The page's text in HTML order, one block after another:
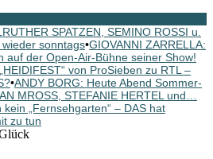
SPATZEN, SEMINO ROSSI u.
sonntags•GIOVANNI ZARRELLA:
auf der Open-Air-Bühne seiner Show!
von ProSieben zu RTL –
•ANDY BORG: Heute Abend Sommer-
MROSS, STEFANIE HERTEL und…
„Fernsehgarten“ – DAS hat
zu tun